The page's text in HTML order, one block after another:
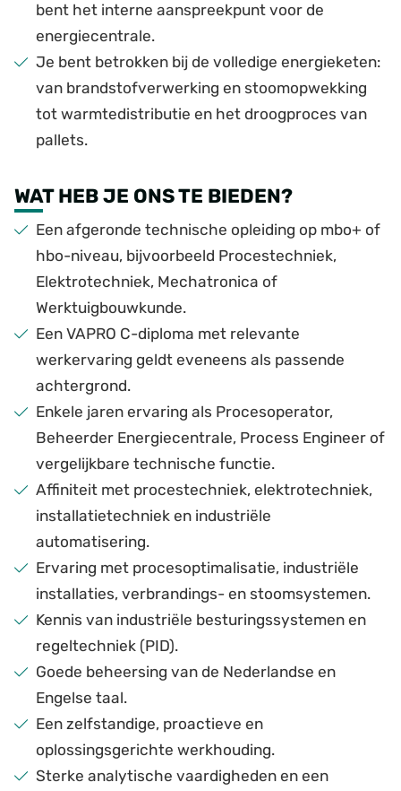
bent het interne aanspreekpunt voor de
energiecentrale.
Je bent betrokken bij de volledige energieketen:
van brandstofverwerking en stoomopwekking
tot warmtedistributie en het droogproces van
pallets.
WAT HEB JE ONS TE BIEDEN?
Een afgeronde technische opleiding op mbo+ of
hbo-niveau, bijvoorbeeld Procestechniek,
Elektrotechniek, Mechatronica of
Werktuigbouwkunde.
Een VAPRO C-diploma met relevante
werkervaring geldt eveneens als passende
achtergrond.
Enkele jaren ervaring als Procesoperator,
Beheerder Energiecentrale, Process Engineer of
vergelijkbare technische functie.
Affiniteit met procestechniek, elektrotechniek,
installatietechniek en industriële
automatisering.
Ervaring met procesoptimalisatie, industriële
installaties, verbrandings- en stoomsystemen.
Kennis van industriële besturingssystemen en
regeltechniek (PID).
Goede beheersing van de Nederlandse en
Engelse taal.
Een zelfstandige, proactieve en
oplossingsgerichte werkhouding.
Sterke analytische vaardigheden en een